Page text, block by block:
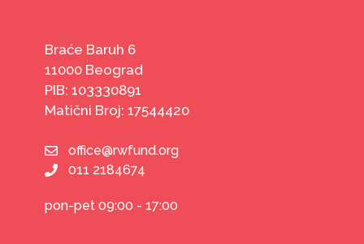
Braće Baruh 6
11000 Beograd
PIB: 103330891
Matični Broj: 17544420
office@rwfund.org
011 2184674
pon-pet 09:00 - 17:00